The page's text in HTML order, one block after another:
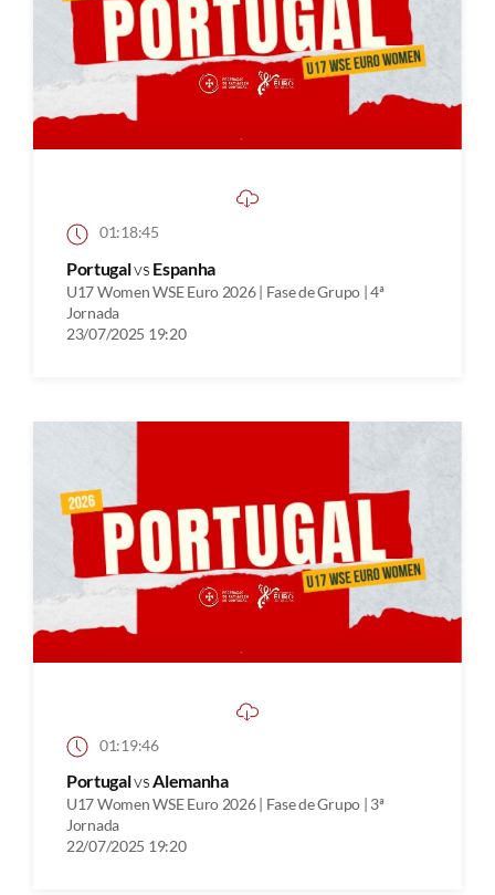
01:18:45
Portugalvs Espanha
U17 Women WSE Euro 2026 | Fase de Grupo | 4ª
Jornada
23/07/2025 19:20
01:19:46
PortugalvsAlemanha
U17 Women WSE Euro 2026 | Fase de Grupo | 3ª
Jornada
22/07/2025 19:20